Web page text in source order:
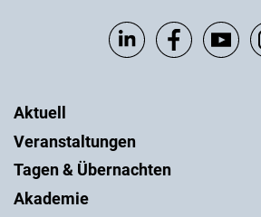
Aktuell
Veranstaltungen
Tagen & Übernachten
Akademie